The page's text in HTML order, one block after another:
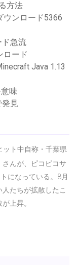
方法
ウンロード5366
ド急流
ロード
Java 1.13
味
見
ット中自称・千葉県
んが、ピコピコサ
になっている。8月
たちが拡散したこ
上昇。